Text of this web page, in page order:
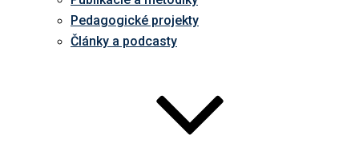
Pedagogické projekty
Články a podcasty